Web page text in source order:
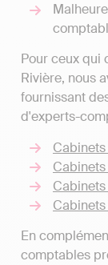
Pour ceux qui
Rivière, nous
fournissant
d'experts-
En
comptables